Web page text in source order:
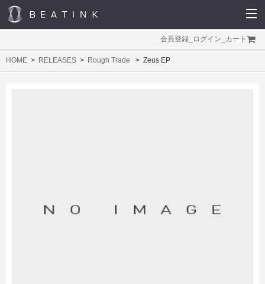
会員登録 ログイン カート
HOME RELEASES Rough Trade Zeus EP